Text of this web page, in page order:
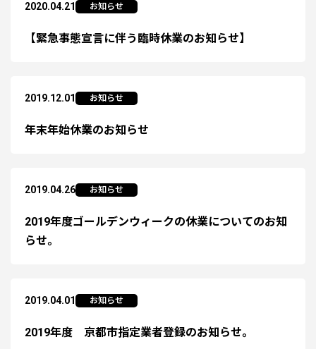
2020.04.21 お知らせ
【緊急事態宣言に伴う臨時休業のお知らせ】
2019.12.01 お知らせ
年末年始休業のお知らせ
2019.04.26 お知らせ
2019年度ゴールデンウィークの休業についてのお知
らせ。
2019.04.01 お知らせ
2019年度 京都市指定業者登録のお知らせ。